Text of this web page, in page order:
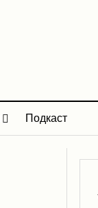
Подкаст